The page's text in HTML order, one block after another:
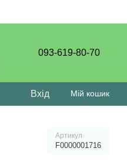
093-619-80-70
Вхід Мій кошик
Артикул
F0000001716